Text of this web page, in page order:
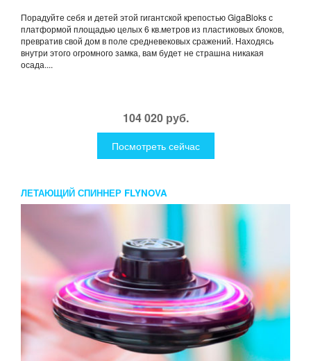
Порадуйте себя и детей этой гигантской крепостью GigaBloks с
платформой площадью целых 6 кв.метров из пластиковых блоков,
превратив свой дом в поле средневековых сражений. Находясь
внутри этого огромного замка, вам будет не страшна никакая
осада....
104 020 руб.
Посмотреть сейчас
ЛЕТАЮЩИЙ СПИННЕР FLYNOVA